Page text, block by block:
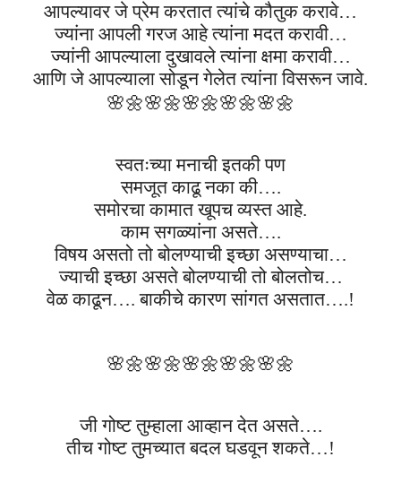
आपल्यावर जे प्रेम करतात त्यांचे कौतुक करावे…
ज्यांना आपली गरज आहे त्यांना मदत करावी…
ज्यांनी आपल्याला दुखावले त्यांना क्षमा करावी…
आणि जे आपल्याला सोडून गेलेत त्यांना विसरून जावे.
🌸🌼🌸🌼🌸🌼🌸🌼🌸🌼
स्वतःच्या मनाची इतकी पण
समजूत काढू नका की….
समोरचा कामात खूपच व्यस्त आहे.
काम सगळ्यांना असते….
विषय असतो तो बोलण्याची इच्छा असण्याचा…
ज्याची इच्छा असते बोलण्याची तो बोलतोच…
वेळ काढून…. बाकीचे कारण सांगत असतात….!
🌸🌼🌸🌼🌸🌼🌸🌼🌸🌼
जी गोष्ट तुम्हाला आव्हान देत असते….
तीच गोष्ट तुमच्यात बदल घडवून शकते…!